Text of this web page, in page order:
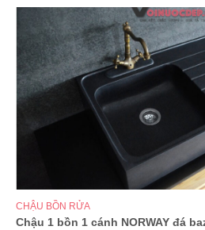
CHẬU BỒN RỬA
Chậu 1 bồn 1 cánh NORWAY đá